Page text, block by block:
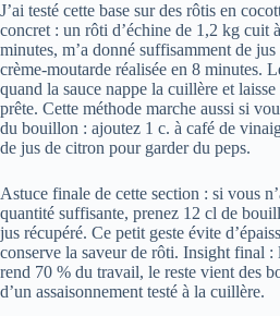
J’ai testé cette base sur des rôtis en
concret : un rôti d’échine de 1,2 kg cuit
minutes, m’a donné suffisamment de
crème-moutarde réalisée en 8 minutes.
quand la sauce nappe la cuillère et
prête. Cette méthode marche aussi si
du bouillon : ajoutez 1 c. à café de
de jus de citron pour garder du peps.
Astuce finale de cette section : si vous
quantité suffisante, prenez 12 cl de
jus récupéré. Ce petit geste évite
conserve la saveur de rôti. Insight final
rend 70 % du travail, le reste vient des
d’un assaisonnement testé à la cuillère.